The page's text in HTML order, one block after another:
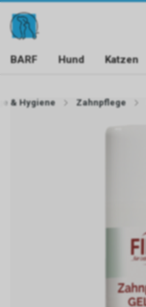
BARF Hund Katzen
& Hygiene Zahnpflege